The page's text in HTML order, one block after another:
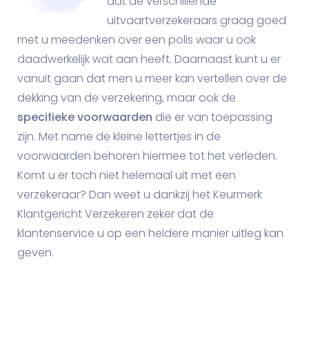
uitvaartverzekeraars graag goed
met u meedenken over een polis waar u ook
daadwerkelijk wat aan heeft. Daarnaast kunt u er
vanuit gaan dat men u meer kan vertellen over de
dekking van de verzekering, maar ook de
specifieke voorwaarden die er van toepassing
zijn. Met name de kleine lettertjes in de
voorwaarden behoren hiermee tot het verleden.
Komt u er toch niet helemaal uit met een
verzekeraar? Dan weet u dankzij het Keurmerk
Klantgericht Verzekeren zeker dat de
klantenservice u op een heldere manier uitleg kan
geven.